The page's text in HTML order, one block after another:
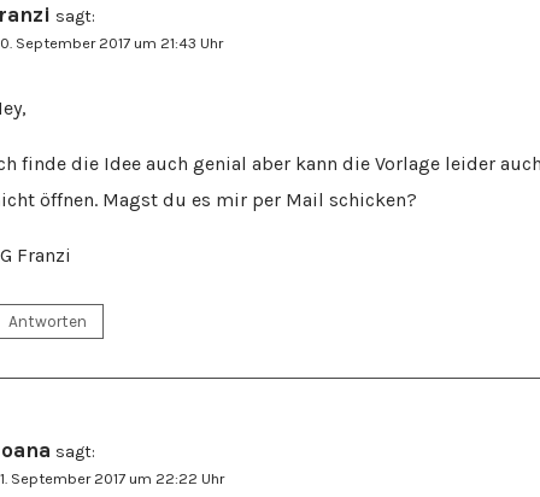
sagt:
September 2017 um 21:43 Uhr
finde die Idee auch genial aber kann die Vorlage leider
öffnen. Magst du es mir per Mail schicken?
Franzi
Antworten
sagt:
September 2017 um 22:22 Uhr